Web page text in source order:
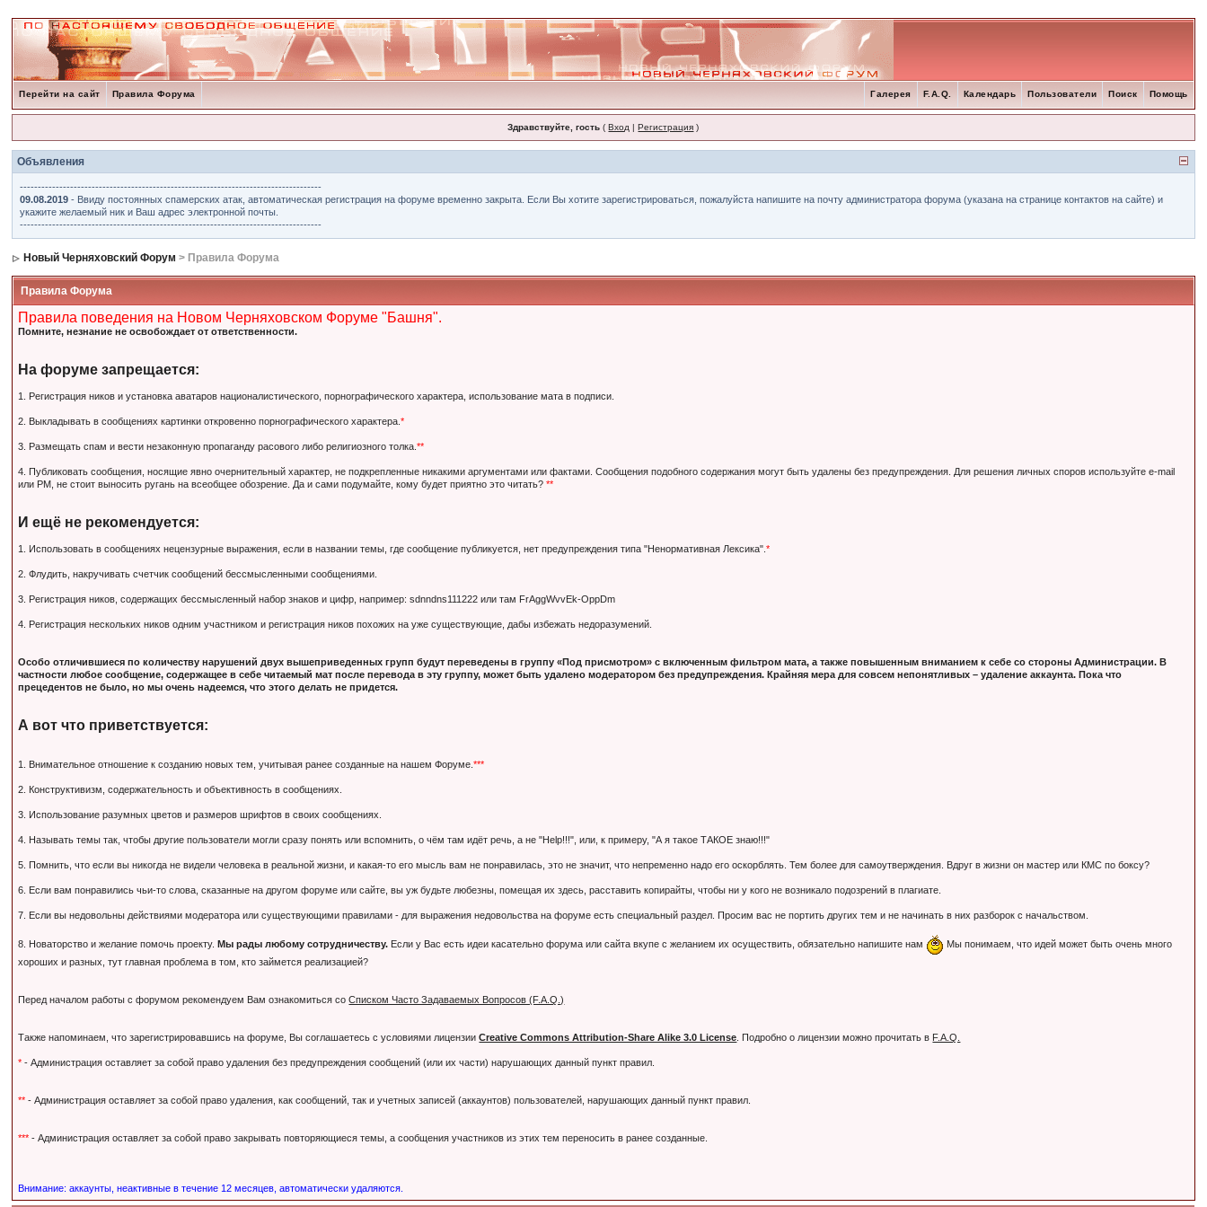
Перейти на сайт Правила Форума Помощь
Поиск
Пользователи
Календарь
F.A.Q.
Галерея
Здравствуйте, гость (Вход |Регистрация )
Объявления
------------------------------------------------------------------------------------
09.08.2019 - Ввиду постоянных спамерских атак, автоматическая регистрация на форуме временно закрыта. Если Вы хотите зарегистрироваться, пожалуйста напишите на почту администратора форума (указана на странице контактов на сайте) и
укажите желаемый ник и Ваш адрес электронной почты.
------------------------------------------------------------------------------------
Новый Черняховский Форум > Правила Форума
Правила Форума
Правила поведения на Новом Черняховском Форуме "Башня".
Помните, незнание не освобождает от ответственности.
На форуме запрещается:
1. Регистрация ников и установка аватаров националистического, порнографического характера, использование мата в подписи.
2. Выкладывать в сообщениях картинки откровенно порнографического характера.*
3. Размещать спам и вести незаконную пропаганду расового либо религиозного толка.**
4. Публиковать сообщения, носящие явно очернительный характер, не подкрепленные никакими аргументами или фактами. Сообщения подобного содержания могут быть удалены без предупреждения. Для решения личных споров используйте e-mail
или PM, не стоит выносить ругань на всеобщее обозрение. Да и сами подумайте, кому будет приятно это читать?**
И ещё не рекомендуется:
1. Использовать в сообщениях нецензурные выражения, если в названии темы, где сообщение публикуется, нет предупреждения типа "Ненормативная Лексика".*
2. Флудить, накручивать счетчик сообщений бессмысленными сообщениями.
3. Регистрация ников, содержащих бессмысленный набор знаков и цифр, например: sdnndns111222 или там FrAggWvvEk-OppDm
4. Регистрация нескольких ников одним участником и регистрация ников похожих на уже существующие, дабы избежать недоразумений.
Особо отличившиеся по количеству нарушений двух вышеприведенных групп будут переведены в группу «Под присмотром» с включенным фильтром мата, а также повышенным вниманием к себе со стороны Администрации. В
частности любое сообщение, содержащее в себе читаемый мат после перевода в эту группу, может быть удалено модератором без предупреждения. Крайняя мера для совсем непонятливых – удаление аккаунта. Пока что
прецедентов не было, но мы очень надеемся, что этого делать не придется.
А вот что приветствуется:
1. Внимательное отношение к созданию новых тем, учитывая ранее созданные на нашем Форуме.***
2. Конструктивизм, содержательность и объективность в сообщениях.
3. Использование разумных цветов и размеров шрифтов в своих сообщениях.
4. Называть темы так, чтобы другие пользователи могли сразу понять или вспомнить, о чём там идёт речь, а не "Help!!!", или, к примеру, "А я такое ТАКОЕ знаю!!!"
5. Помнить, что если вы никогда не видели человека в реальной жизни, и какая-то его мысль вам не понравилась, это не значит, что непременно надо его оскорблять. Тем более для самоутверждения. Вдруг в жизни он мастер или КМС по боксу?
6. Если вам понравились чьи-то слова, сказанные на другом форуме или сайте, вы уж будьте любезны, помещая их здесь, расставить копирайты, чтобы ни у кого не возникало подозрений в плагиате.
7. Если вы недовольны действиями модератора или существующими правилами - для выражения недовольства на форуме есть специальный раздел. Просим вас не портить других тем и не начинать в них разборок с начальством.
8. Новаторство и желание помочь проекту.Мы рады любому сотрудничеству. Если у Вас есть идеи касательно форума или сайта вкупе с желанием их осуществить, обязательно напишите нам
Мы понимаем, что идей может быть очень много
хороших и разных, тут главная проблема в том, кто займется реализацией?
Перед началом работы с форумом рекомендуем Вам ознакомиться соСписком Часто Задаваемых Вопросов (F.A.Q.)
Также напоминаем, что зарегистрировавшись на форуме, Вы соглашаетесь с условиями лицензииCreative Commons Attribution-Share Alike 3.0 License . Подробно о лицензии можно прочитать в F.A.Q.
* - Администрация оставляет за собой право удаления без предупреждения сообщений (или их части) нарушающих данный пункт правил.
** - Администрация оставляет за собой право удаления, как сообщений, так и учетных записей (аккаунтов) пользователей, нарушающих данный пункт правил.
*** - Администрация оставляет за собой право закрывать повторяющиеся темы, а сообщения участников из этих тем переносить в ранее созданные.
Внимание: аккаунты, неактивные в течение 12 месяцев, автоматически удаляются.